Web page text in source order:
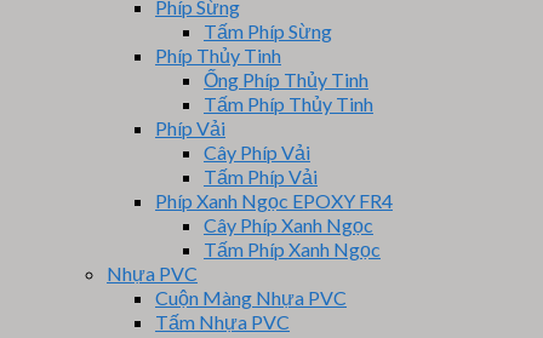
Phíp Sừng
Tấm Phíp Sừng
Phíp Thủy Tinh
Ống Phíp Thủy Tinh
Tấm Phíp Thủy Tinh
Phíp Vải
Cây Phíp Vải
Tấm Phíp Vải
Phíp Xanh Ngọc EPOXY FR4
Cây Phíp Xanh Ngọc
Tấm Phíp Xanh Ngọc
Nhựa PVC
Cuộn Màng Nhựa PVC
Tấm Nhựa PVC